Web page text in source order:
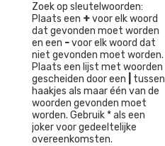
Zoek op sleutelwoorden:
Plaats een +voor elk woord
dat gevonden moet worden
en een -voor elk woord dat
niet gevonden moet worden.
Plaats een lijst met woorden
gescheiden door een
tussen
haakjes als maar één van de
woorden gevonden moet
worden. Gebruik * als een
joker voor gedeeltelijke
overeenkomsten.